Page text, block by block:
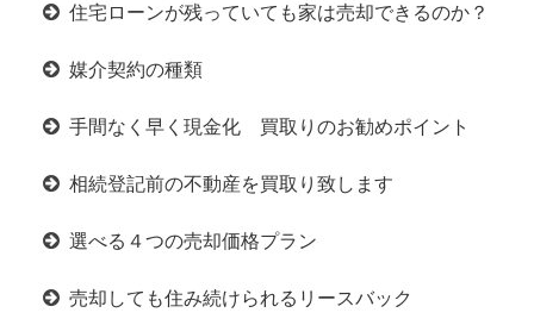
住宅ローンが残っていても家は売却できるのか？
媒介契約の種類
手間なく早く現金化 買取りのお勧めポイント
相続登記前の不動産を買取り致します
選べる４つの売却価格プラン
売却しても住み続けられるリースバック